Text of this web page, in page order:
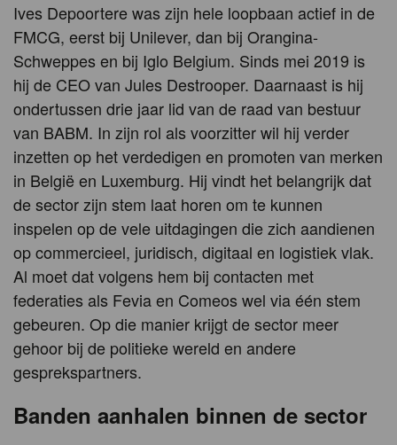
Ives Depoortere was zijn hele loopbaan actief in de
FMCG, eerst bij Unilever, dan bij Orangina-
Schweppes en bij Iglo Belgium. Sinds mei 2019 is
hij de CEO van Jules Destrooper. Daarnaast is hij
ondertussen drie jaar lid van de raad van bestuur
van BABM. In zijn rol als voorzitter wil hij verder
inzetten op het verdedigen en promoten van merken
in België en Luxemburg. Hij vindt het belangrijk dat
de sector zijn stem laat horen om te kunnen
inspelen op de vele uitdagingen die zich aandienen
op commercieel, juridisch, digitaal en logistiek vlak.
Al moet dat volgens hem bij contacten met
federaties als Fevia en Comeos wel via één stem
gebeuren. Op die manier krijgt de sector meer
gehoor bij de politieke wereld en andere
gesprekspartners.
Banden aanhalen binnen de sector